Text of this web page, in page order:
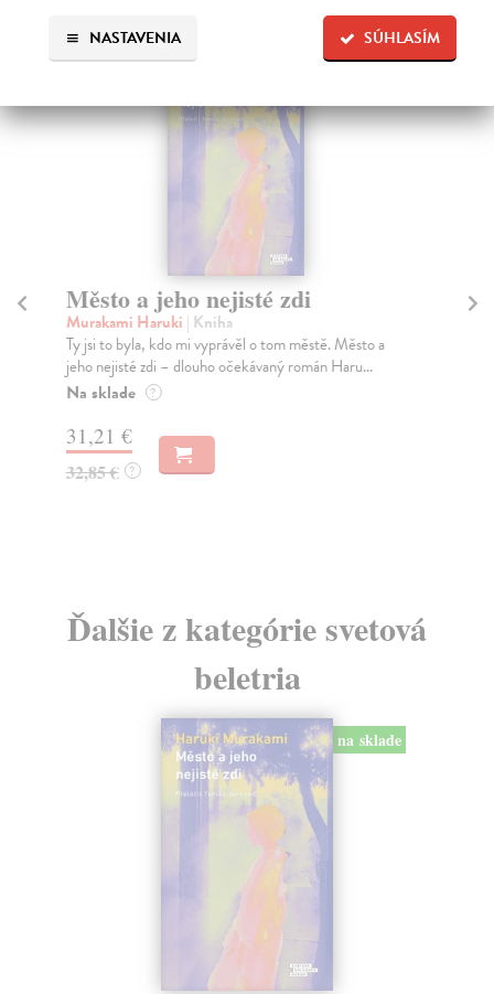
SÚHLASÍM
NASTAVENIA
Město a jeho nejisté zdi
Murakami Haruki | Kniha
Ty jsi to byla, kdo mi vyprávěl o tom městě. Město a
jeho nejisté zdi – dlouho očekávaný román Haru...
Na sklade ?
31,21 €
32,85 € ?
Ďalšie z kategórie svetová
beletria
na sklade